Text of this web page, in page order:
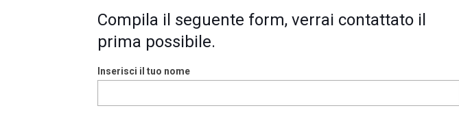
Compila il seguente form, verrai contattato il
prima possibile.
Inserisci il tuo nome